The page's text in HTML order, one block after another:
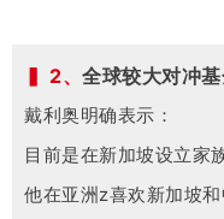
▍ 2、全球较大对冲
戴利奥明确表示：
目前是在新加坡设立家
他在亚洲z喜欢新加坡和